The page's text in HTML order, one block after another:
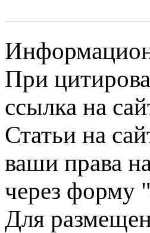
При
ссылка на
Статьи на
ваши права
через форму
Для